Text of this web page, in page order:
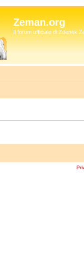
Zeman.org
Il forum ufficiale di Zdenek